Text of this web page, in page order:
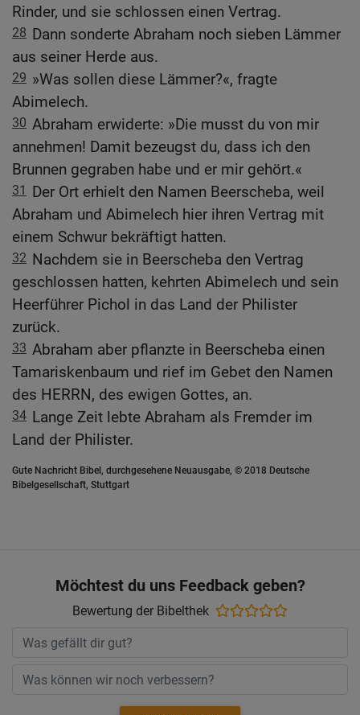
Rinder, und sie schlossen einen Vertrag.
28 Dann sonderte Abraham noch sieben Lämmer
aus seiner Herde aus.
29 »Was sollen diese Lämmer?«, fragte
Abimelech.
30 Abraham erwiderte: »Die musst du von mir
annehmen! Damit bezeugst du, dass ich den
Brunnen gegraben habe und er mir gehört.«
31 Der Ort erhielt den Namen Beerscheba, weil
Abraham und Abimelech hier ihren Vertrag mit
einem Schwur bekräftigt hatten.
32 Nachdem sie in Beerscheba den Vertrag
geschlossen hatten, kehrten Abimelech und sein
Heerführer Pichol in das Land der Philister
zurück.
33 Abraham aber pflanzte in Beerscheba einen
Tamariskenbaum und rief im Gebet den Namen
des HERRN, des ewigen Gottes, an.
34 Lange Zeit lebte Abraham als Fremder im
Land der Philister.
Gute Nachricht Bibel, durchgesehene Neuausgabe, © 2018 Deutsche
Bibelgesellschaft, Stuttgart
Möchtest du uns Feedback geben?
Bewertung der Bibelthek